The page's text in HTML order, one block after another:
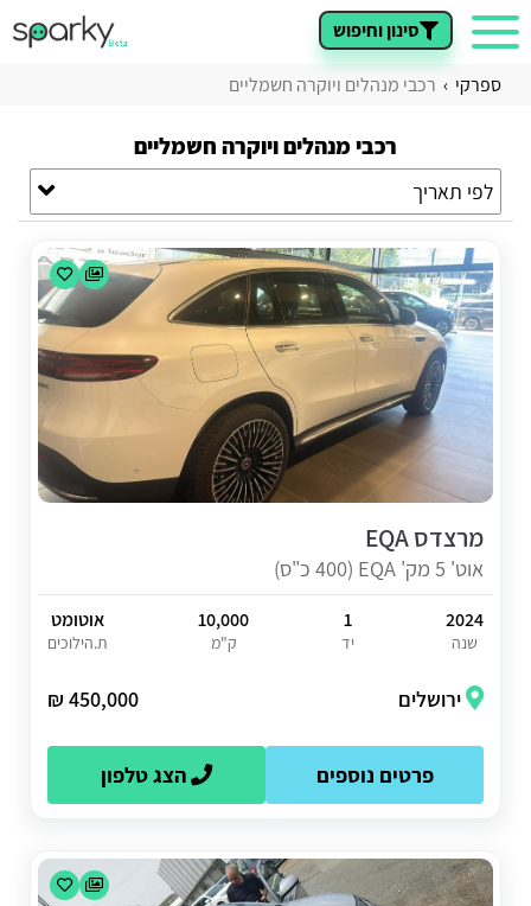
ספרקי רכבי מנהלים ויוקרה חשמליים
סינון וחיפוש
רכבי מנהלים ויוקרה חשמליים
לפי תאריך
מרצדס EQA
אוט' 5 מק' EQA (400 כ"ס)
2024
שנה
1
יד
10,000
ק"מ
אוטומט
ת.הילוכים
ירושלים 450,000 ₪
פרטים נוספים הצג טלפון